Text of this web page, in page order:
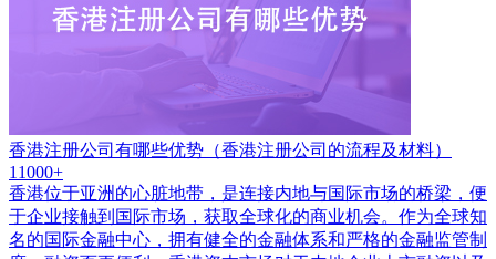
香港注册公司有哪些优势（香港注册公司的流程及材料）
11000+
香港位于亚洲的心脏地带，是连接内地与国际市场的桥梁，便
于企业接触到国际市场，获取全球化的商业机会。作为全球知
名的国际金融中心，拥有健全的金融体系和严格的金融监管制